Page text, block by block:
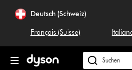
überspringenDeutsch (Schweiz)
Français (Suisse)
Dyson.ch